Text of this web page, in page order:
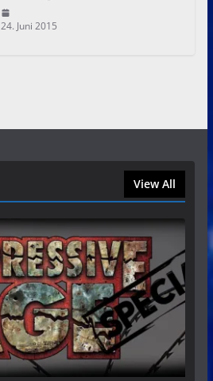
24. Juni 2015
View All